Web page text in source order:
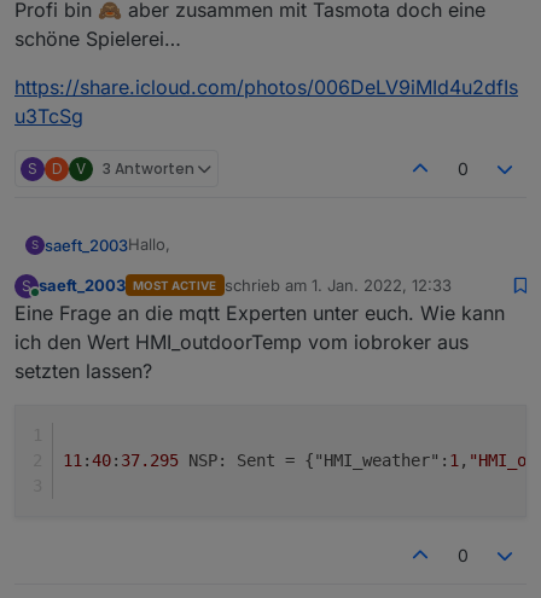
Profi bin 🙈 aber zusammen mit Tasmota doch eine
schöne Spielerei…
https://share.icloud.com/photos/006DeLV9iMId4u2dfIs
u3TcSg
S D V 3 Antworten 0
S saeft_2003Hallo,
Ich wollte euch fragen ob das jemand von euch
schon zusammen mit Tasmota im Einsatz hat? Evtl
könnte man sich hier etwas dazu austauschen.
S
Online
saeft_2003 MOST ACTIVE schrieb am 1. Jan. 2022, 12:33
zuletzt editiert von
Eine Frage an die mqtt Experten unter euch. Wie kann
ich den Wert HMI_outdoorTemp vom iobroker aus
setzten lassen?
11 :40: 37.295 NSP: Sent = {"HMI_weather": 1 ,
0